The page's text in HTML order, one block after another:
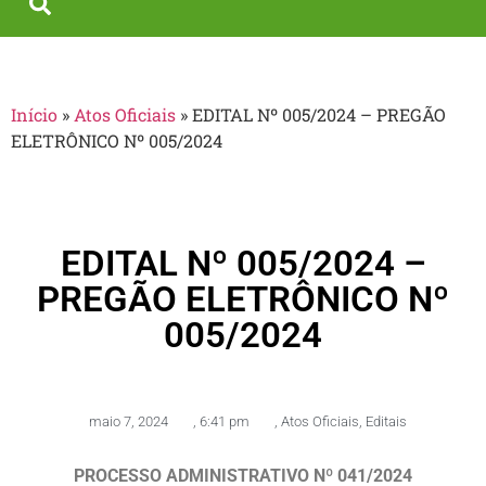
Início » Atos Oficiais »EDITAL Nº 005/2024 – PREGÃO
ELETRÔNICO Nº 005/2024
EDITAL Nº 005/2024 –
PREGÃO ELETRÔNICO Nº
005/2024
maio 7, 2024 , 6:41 pm , Atos Oficiais, Editais
PROCESSO ADMINISTRATIVO Nº 041/2024